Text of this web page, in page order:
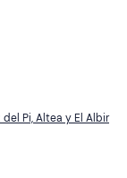
Pi, Altea y El Albir